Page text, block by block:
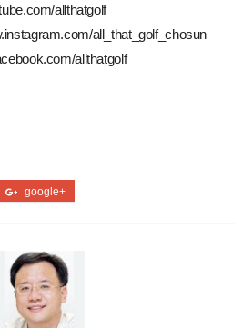
allthatgolf
all_that_golf_chosun
allthatgolf
google+